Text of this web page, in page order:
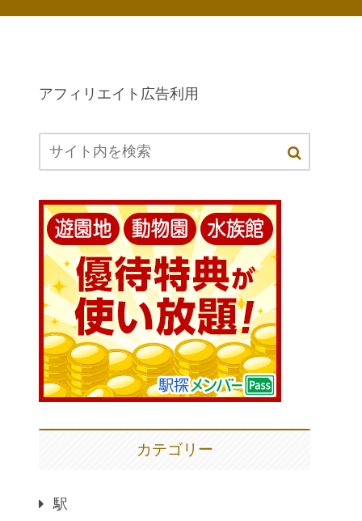
アフィリエイト広告利用
カテゴリー
駅